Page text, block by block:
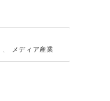
メディア産業